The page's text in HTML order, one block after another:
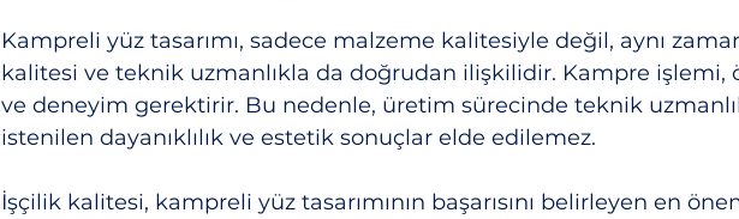
Kampreli yüz tasarımı, sadece malzeme kalitesiyle değil, aynı
kalitesi ve teknik uzmanlıkla da doğrudan ilişkilidir. Kampre
ve deneyim gerektirir. Bu nedenle, üretim sürecinde teknik
istenilen dayanıklılık ve estetik sonuçlar elde edilemez.
İşçilik kalitesi, kampreli yüz tasarımının başarısını belirleyen en